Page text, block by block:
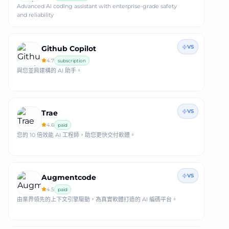
Advanced AI coding assistant with enterprise-grade safety
and reliability
Github Copilot
4.7 subscription
與您並肩建構的 AI 助手。
VS
Trae
4.6 paid
您的 10 倍效能 AI 工程師，助您更快交付軟體。
VS
Augmentcode
4.5 paid
由業界領先的上下文引擎驅動，為真實軟體打造的 AI 編碼平台。
VS